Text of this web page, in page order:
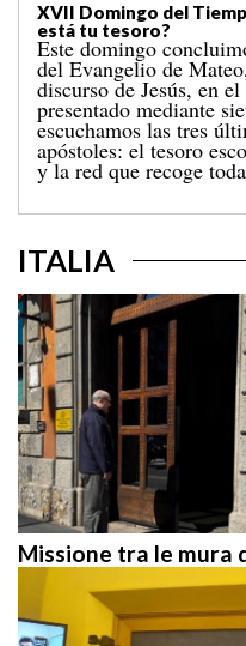
XIX Domingo del
«¡Mándame ir hacia ti!»
El Evangelio del
milagro de la
gran multitud, en un
con la recogida de doce
aquel acontecimiento
de hoy, en el que
Missione tra le mura